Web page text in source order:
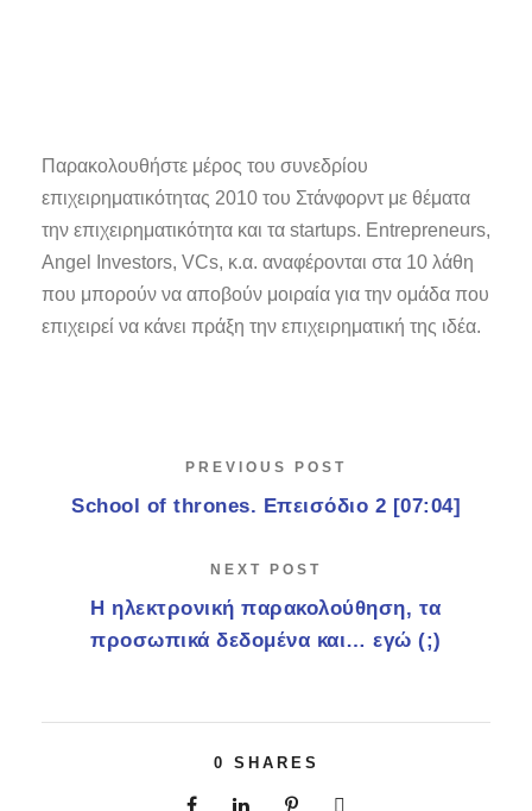
Παρακολουθήστε μέρος του συνεδρίου
επιχειρηματικότητας 2010 του Στάνφορντ με θέματα
την επιχειρηματικότητα και τα startups. Entrepreneurs,
Angel Investors, VCs, κ.α. αναφέρονται στα 10 λάθη
που μπορούν να αποβούν μοιραία για την ομάδα που
επιχειρεί να κάνει πράξη την επιχειρηματική της ιδέα.
PREVIOUS POST
School of thrones. Επεισόδιο 2 [07:04]
NEXT POST
Η ηλεκτρονική παρακολούθηση, τα
προσωπικά δεδομένα και… εγώ (;)
0 SHARES